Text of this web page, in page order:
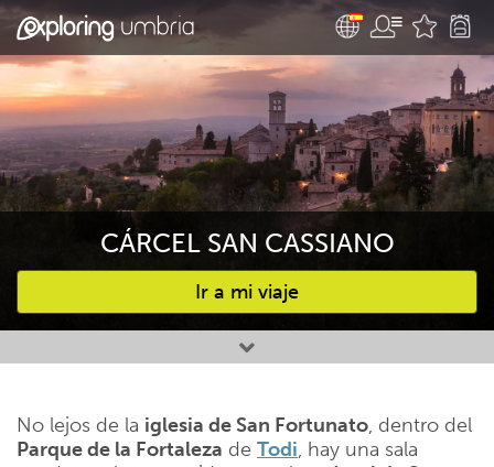
CÁRCEL SAN CASSIANO
Ir a mi viaje
Favourites
No lejos de la iglesia de San Fortunato, dentro del
Parque de la Fortaleza de Todi, hay una sala